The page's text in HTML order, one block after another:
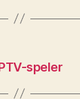
speler